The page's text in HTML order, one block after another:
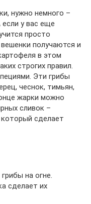
нужно немного –
у вас еще
просто
получаются и
в этом
строгих правил.
Эти грибы
чеснок, тимьян,
жарки можно
сливок –
который сделает
на огне.
сделает их